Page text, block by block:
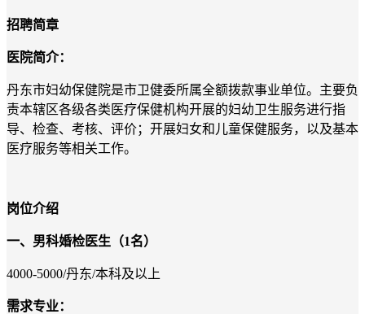
招聘简章
医院简介：
丹东市妇幼保健院是市卫健委所属全额拨款事业单位。主要负
责本辖区各级各类医疗保健机构开展的妇幼卫生服务进行指
导、检查、考核、评价；开展妇女和儿童保健服务，以及基本
医疗服务等相关工作。
岗位介绍
一、男科婚检医生（1名）
4000-5000/丹东/本科及以上
需求专业：